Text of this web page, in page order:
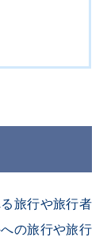
旅行や旅行者
の旅行や旅行